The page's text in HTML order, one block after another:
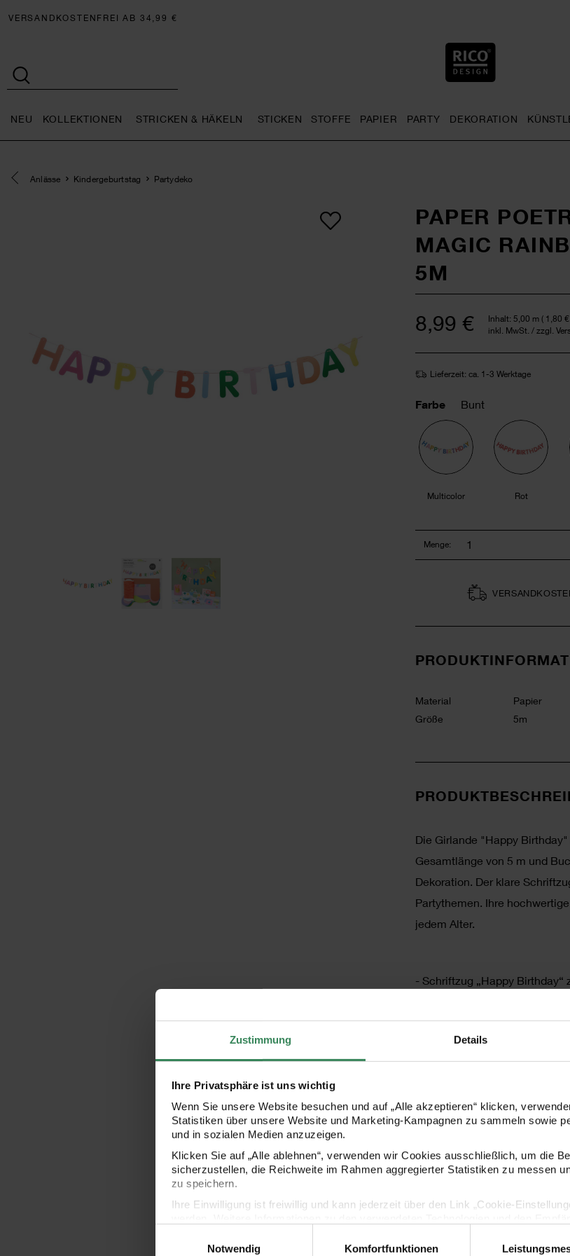
Zustimmung Details
Ihre Privatsphäre ist uns wichtig
Wenn Sie unsere Website besuchen und auf „Alle akzeptieren“ klicken,
Statistiken über unsere Website und Marketing-Kampagnen zu sammeln sowie
und in sozialen Medien anzuzeigen.
Klicken Sie auf „Alle ablehnen“, verwenden wir Cookies ausschließlich, um die
sicherzustellen, die Reichweite im Rahmen aggregierter Statistiken zu messen
zu speichern.
Ihre Einwilligung ist freiwillig und kann jederzeit über den Link „Cookie-
Notwendig
Komfortfunktionen
VERSANDKOSTENFREI AB 34,99 €
NEU KOLLEKTIONEN STRICKEN & HÄKELN STICKEN STOFFE PAPIER PARTY DEKORATION
Eine Kategorie zurück navigieren
Anlässe Kindergeburtstag Partydeko
PAPER
MAGIC
5M
8,99 € Inhalt: 5,00 m ( 1,80 €
inkl. MwSt. / zzgl.
Lieferzeit: ca. 1-3 Werktage
Farbe Bunt
Multicolor Rot
Menge:
Material
Papier
Größe
5m
Die Girlande "Happy
Gesamtlänge von 5 m und
Dekoration. Der klare
Partythemen. Ihre
jedem Alter.
- Schriftzug „Happy Birthday“
- Gesamtlänge: 5 m
HERSTELLER